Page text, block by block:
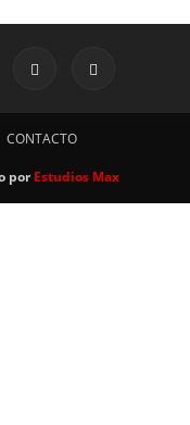
CONTACTO
porEstudios Max